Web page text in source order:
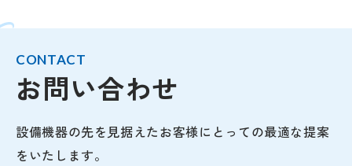
CONTACT
お問い合わせ
設備機器の先を見据えたお客様にとっての最適な提案
をいたします。